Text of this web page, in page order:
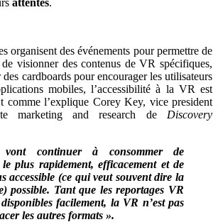
organisent des événements pour permettre de
de visionner des contenus de VR spécifiques,
cardboards pour encourager les utilisateurs
mobiles, l’accessibilité à la VR est
comme l’explique Corey Key, vice president
marketing and research de Discovery
continuer à consommer de
plus rapidement, efficacement et de
accessible (ce qui veut souvent dire la
possible. Tant que les reportages VR
facilement, la VR n’est pas
les autres formats ».